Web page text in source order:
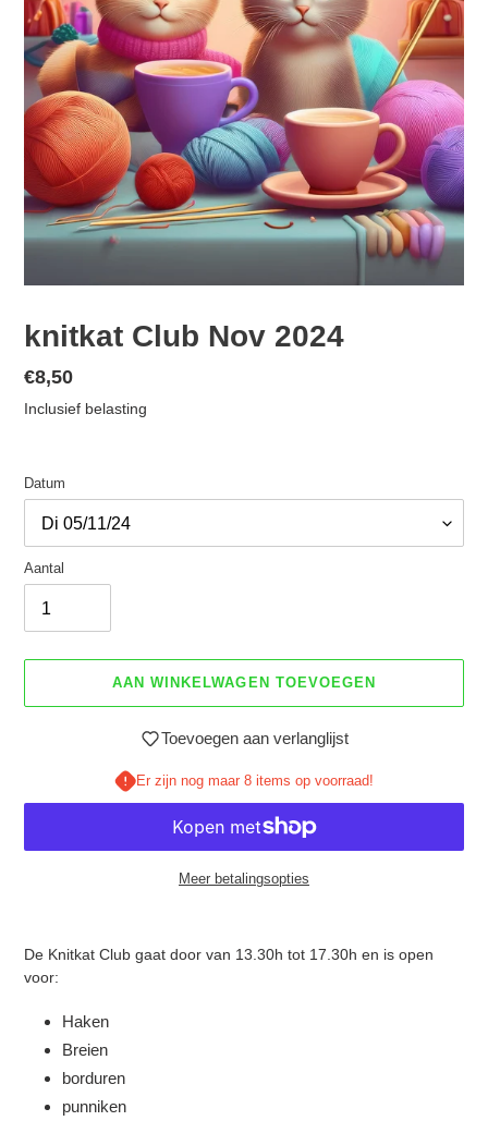
knitkat Club Nov 2024
Normale
prijs
€8,50
Inclusief belasting
Datum
Aantal
AAN WINKELWAGEN TOEVOEGEN
Toevoegen aan verlanglijst
Er zijn nog maar 8 items op voorraad!
Meer betalingsopties
winkelwagen
De Knitkat Club gaat door van 13.30h tot 17.30h en is open
voor:
Haken
Breien
borduren
punniken